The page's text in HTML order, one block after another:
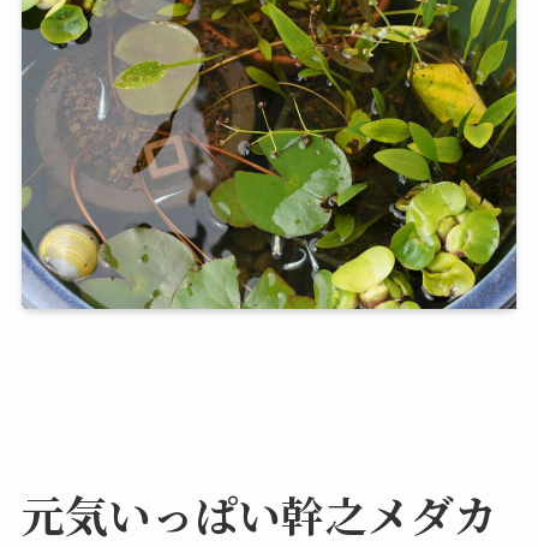
元気いっぱい幹之メダカ